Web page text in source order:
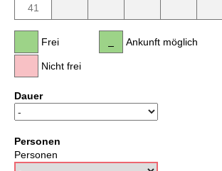
41
Frei
Nicht frei
Ankunft möglich
Dauer
Personen
Personen